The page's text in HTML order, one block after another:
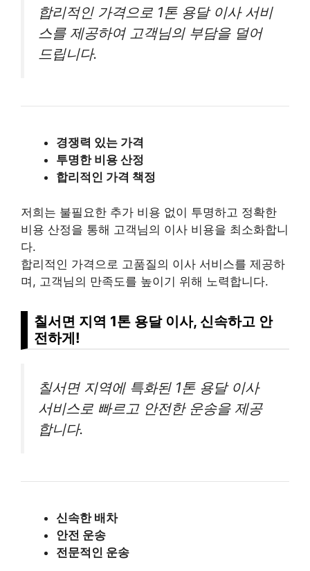
합리적인 가격으로 1톤 용달 이사 서비
스를 제공하여 고객님의 부담을 덜어
드립니다.
경쟁력 있는 가격
투명한 비용 산정
합리적인 가격 책정
저희는 불필요한 추가 비용 없이 투명하고 정확한
비용 산정을 통해 고객님의 이사 비용을 최소화합니
다.
합리적인 가격으로 고품질의 이사 서비스를 제공하
며, 고객님의 만족도를 높이기 위해 노력합니다.
칠서면 지역 1톤 용달 이사, 신속하고 안
전하게!
칠서면 지역에 특화된 1톤 용달 이사
서비스로 빠르고 안전한 운송을 제공
합니다.
신속한 배차
안전 운송
전문적인 운송